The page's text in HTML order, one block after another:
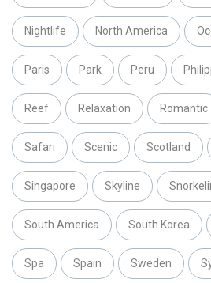
Nightlife North America
Paris Park Peru
Reef Relaxation Romantic
Safari Scenic Scotland
Singapore Skyline
South America South Korea
Spa Spain Sweden